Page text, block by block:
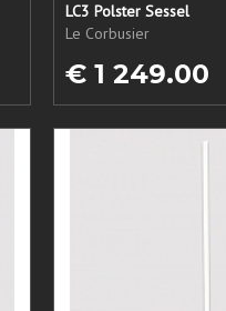
LC3 Polster Sessel
Le Corbusier
€ 1 249.00